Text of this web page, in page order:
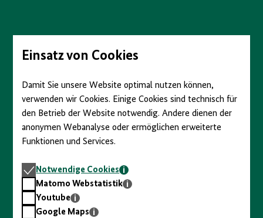
Einsatz von Cookies
Damit Sie unsere Website optimal nutzen können,
verwenden wir Cookies. Einige Cookies sind technisch für
den Betrieb der Website notwendig. Andere dienen der
anonymen Webanalyse oder ermöglichen erweiterte
Funktionen und Services.
Notwendige
Cookies
Notwendige Cookies
Matomo
Webstatistik
Matomo Webstatistik
Youtube
Youtube
GoogleGoogle Maps
Halle
I. Ursachen
II. Aufstand in den Bezirken
IV. Die Sicht westlicher Geheimdienste